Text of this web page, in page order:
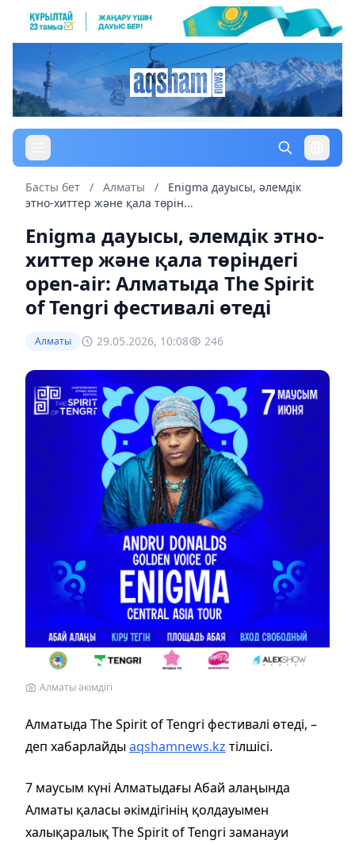
Басты бет / Алматы /
Enigma дауысы, әлемдік
этно-хиттер және қала төрін...
Enigma дауысы, әлемдік этно-
хиттер және қала төріндегі
open-air: Алматыда The Spirit
of Tengri фестивалі өтеді
Алматы 29.05.2026, 10:08 246
Алматы әкімдігі
Алматыда The Spirit of Tengri фестивалі өтеді, –
деп хабарлайдыaqshamnews.kz тілшісі.
7 маусым күні Алматыдағы Абай алаңында
Алматы қаласы әкімдігінің қолдауымен
халықаралық The Spirit of Tengri заманауи